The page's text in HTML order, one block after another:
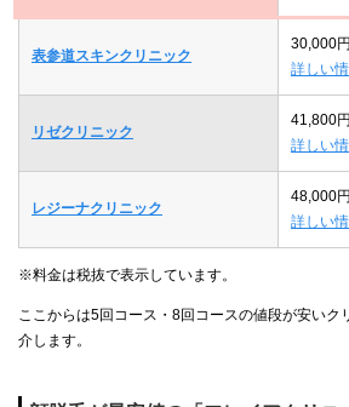
表参道スキンクリニック
30,000円
詳しい
リゼクリニック
41,800円
詳しい
レジーナクリニック
48,000円
詳しい
※料金は税抜で表示しています。
ここからは5回コース・8回コースの値段が安いク
介します。